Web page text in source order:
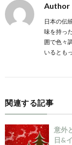
Author
日本の伝
味を持っ
囲で色々
いるとも
関連する記事
意外
日&